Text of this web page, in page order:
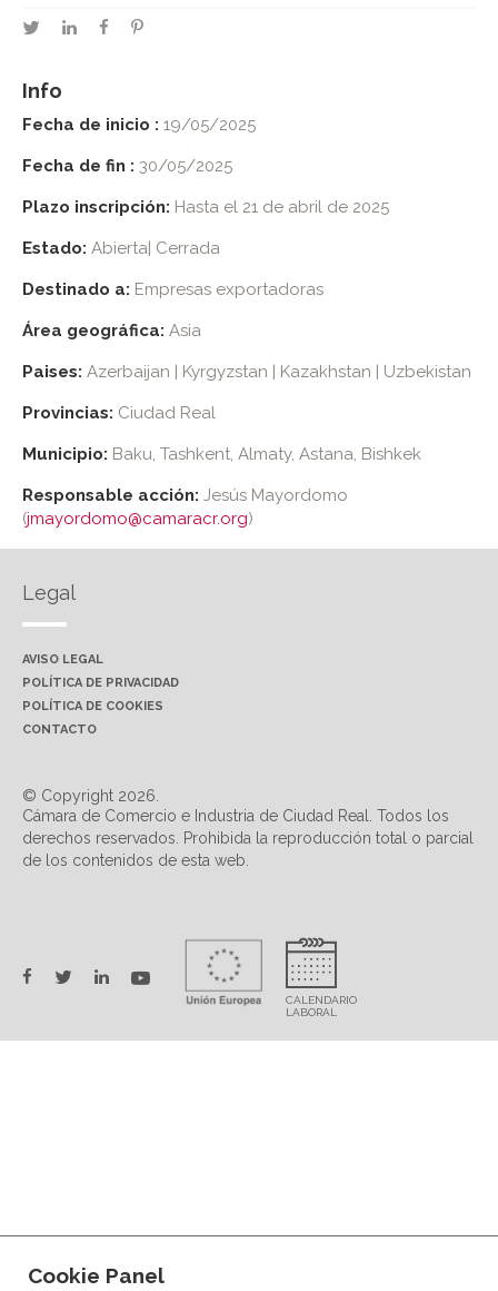
twitterlinkedinfacebookpinterest
Info
Fecha de inicio : 19/05/2025
Fecha de fin : 30/05/2025
Plazo inscripción: Hasta el 21 de abril de 2025
Estado: Abierta| Cerrada
Destinado a: Empresas exportadoras
Área geográfica: Asia
Paises: Azerbaijan | Kyrgyzstan | Kazakhstan | Uzbekistan
Provincias: Ciudad Real
Municipio: Baku, Tashkent, Almaty, Astana, Bishkek
Responsable acción: Jesús Mayordomo
(jmayordomo@camaracr.org)
Legal
AVISO LEGAL
POLÍTICA DE PRIVACIDAD
POLÍTICA DE COOKIES
CONTACTO
facebook
twitterlinkedinyoutube
© Copyright 2026.
Cámara de Comercio e Industria de Ciudad Real. Todos los
derechos reservados. Prohibida la reproducción total o parcial
de los contenidos de esta web.
Cookie Panel